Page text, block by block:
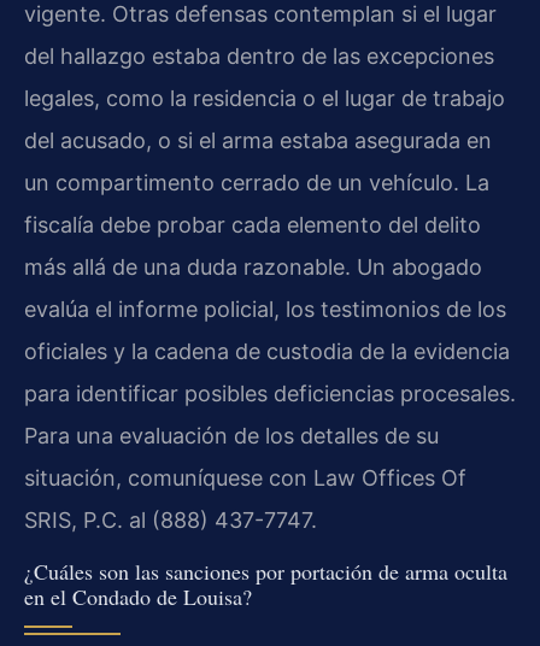
vigente. Otras defensas contemplan si el lugar
del hallazgo estaba dentro de las excepciones
legales, como la residencia o el lugar de trabajo
del acusado, o si el arma estaba asegurada en
un compartimento cerrado de un vehículo. La
fiscalía debe probar cada elemento del delito
más allá de una duda razonable. Un abogado
evalúa el informe policial, los testimonios de los
oficiales y la cadena de custodia de la evidencia
para identificar posibles deficiencias procesales.
Para una evaluación de los detalles de su
situación, comuníquese con Law Offices Of
SRIS, P.C. al (888) 437-7747.
¿Cuáles son las sanciones por portación de arma oculta
en el Condado de Louisa?